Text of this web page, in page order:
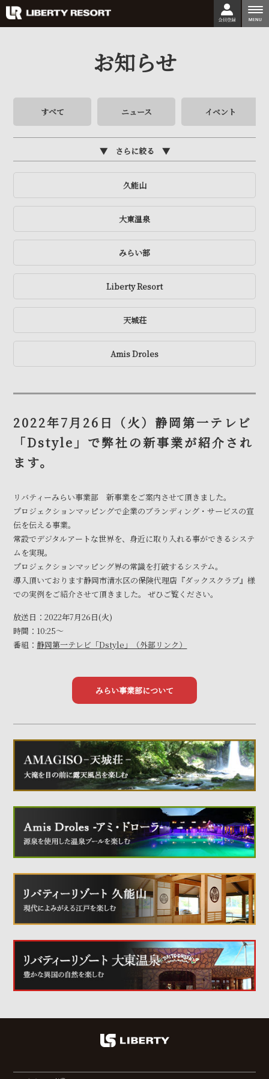
お知らせ
すべて ニュース イベント
さらに絞る
久能山
大東温泉
みらい部
Liberty Resort
天城荘
Amis Droles
2022年7月26日（火）静岡第一テレビ
「Dstyle」で弊社の新事業が紹介され
ます。
リバティーみらい事業部 新事業をご案内させて頂きました。
プロジェクションマッピングで企業のブランディング・サービスの宣
伝を伝える事業。
常設でデジタルアートな世界を、身近に取り入れる事ができるシステ
ムを実現。
プロジェクションマッピング界の常識を打破するシステム。
導入頂いております静岡市清水区の保険代理店『ダックスクラブ』様
での実例をご紹介させて頂きました。 ぜひご覧ください。
放送日：2022年7月26日(火)
時間：10:25～
番組：静岡第一テレビ「Dstyle」（外部リンク）
みらい事業部について